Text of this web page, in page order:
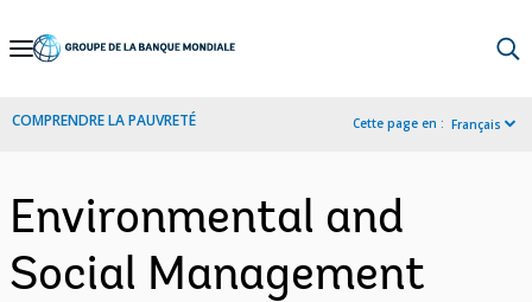
Skip
Navigation
COMPRENDRE LA PAUVRETÉ Cette page en : Français
Environmental and
Social Management